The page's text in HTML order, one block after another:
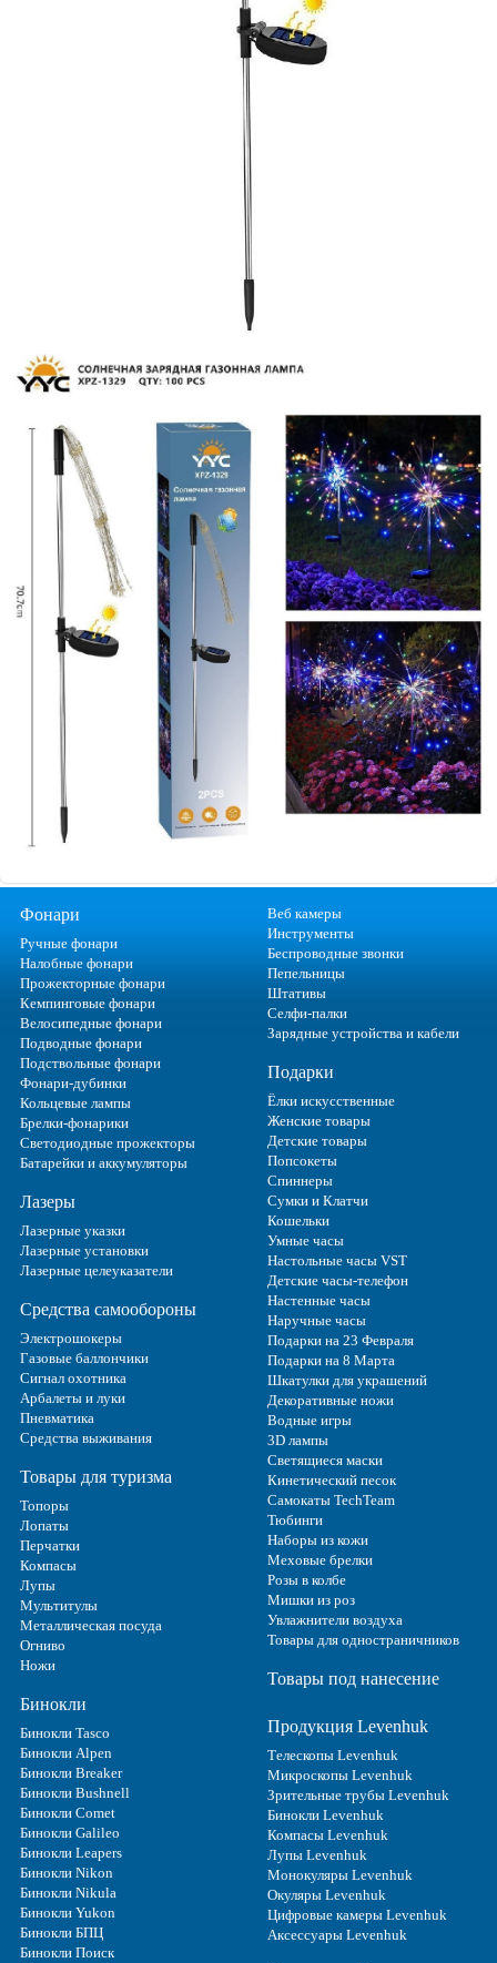
Фонари
Ручные фонари
Налобные фонари
Прожекторные фонари
Кемпинговые фонари
Велосипедные фонари
Подводные фонари
Подствольные фонари
Фонари-дубинки
Кольцевые лампы
Брелки-фонарики
Светодиодные прожекторы
Батарейки и аккумуляторы
Лазеры
Лазерные указки
Лазерные установки
Лазерные целеуказатели
Средства самообороны
Электрошокеры
Газовые баллончики
Сигнал охотника
Арбалеты и луки
Пневматика
Средства выживания
Товары для туризма
Топоры
Лопаты
Перчатки
Компасы
Лупы
Мультитулы
Металлическая посуда
Огниво
Ножи
Бинокли
Бинокли Tasco
Бинокли Alpen
Бинокли Breaker
Бинокли Bushnell
Бинокли Comet
Бинокли Galileo
Бинокли Leapers
Бинокли Nikon
Бинокли Nikula
Бинокли Yukon
Бинокли БПЦ
Бинокли Поиск
Веб камеры
Инструменты
Беспроводные звонки
Пепельницы
Штативы
Селфи-палки
Зарядные устройства и кабели
Подарки
Ёлки искусственные
Женские товары
Детские товары
Попсокеты
Спиннеры
Сумки и Клатчи
Кошельки
Умные часы
Настольные часы VST
Детские часы-телефон
Настенные часы
Наручные часы
Подарки на 23 Февраля
Подарки на 8 Марта
Шкатулки для украшений
Декоративные ножи
Водные игры
3D лампы
Светящиеся маски
Кинетический песок
Самокаты TechTeam
Тюбинги
Наборы из кожи
Меховые брелки
Розы в колбе
Мишки из роз
Увлажнители воздуха
Товары для одностраничников
Товары под нанесение
Продукция Levenhuk
Телескопы Levenhuk
Микроскопы Levenhuk
Зрительные трубы Levenhuk
Бинокли Levenhuk
Компасы Levenhuk
Лупы Levenhuk
Монокуляры Levenhuk
Окуляры Levenhuk
Цифровые камеры Levenhuk
Аксессуары Levenhuk